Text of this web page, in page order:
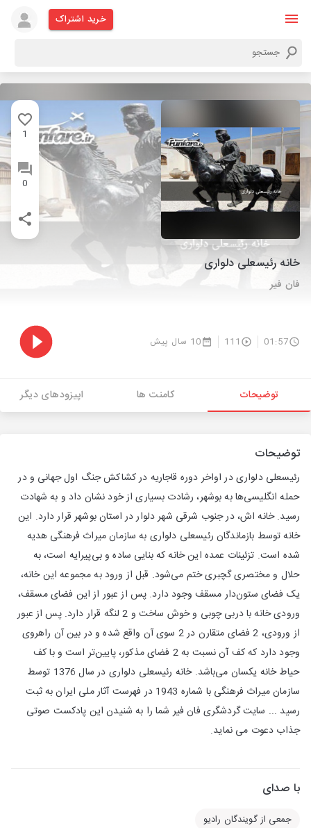
خرید اشتراک
1
0
خانه رئیسعلی دلواری
فان فیر
01:57
111 10 سال پیش
توضیحات کامنت ها اپیزودهای دیگر
توضیحات
رئیسعلی دلواری‌ در اواخر دوره قاجاریه در کشاکش جنگ اول جهانی و در
حمله انگلیسی‌ها به بوشهر، رشادت بسیاری از خود نشان داد و به شهادت
رسید. خانه اش، در جنوب شرقی شهر دلوار در استان بوشهر قرار دارد. این
خانه توسط بازماندگان رئیسعلی دلواری به سازمان میراث فرهنگی هدیه
شده است. تزئینات عمده این خانه که بنایی ساده و بی‌پیرایه است، به
حلال و مختصری گچبری ختم می‌شود. قبل از ورود به مجموعه این خانه،
یک فضای ستون‌دار مسقف وجود دارد. پس از عبور از این فضای مسقف،
ورودی خانه با دربی چوبی و خوش ساخت و 2 لنگه قرار دارد. پس از عبور
از ورودی، 2 فضای متقارن در 2 سوی آن واقع شده و در بین آن راهروی
وجود دارد که کف آن نسبت به 2 فضای مذکور، پایین‌تر است و با کف
حیاط خانه یکسان می‌باشد. خانه رئیسعلی دلواری در سال 1376 توسط
سازمان میراث فرهنگی با شماره 1943 در فهرست آثار ملی ایران به ثبت
رسید ... سایت گردشگری فان فیر شما را به شنیدن این پادکست صوتی
جذاب دعوت می نماید.
با صدای
جمعی از گویندگان رادیو